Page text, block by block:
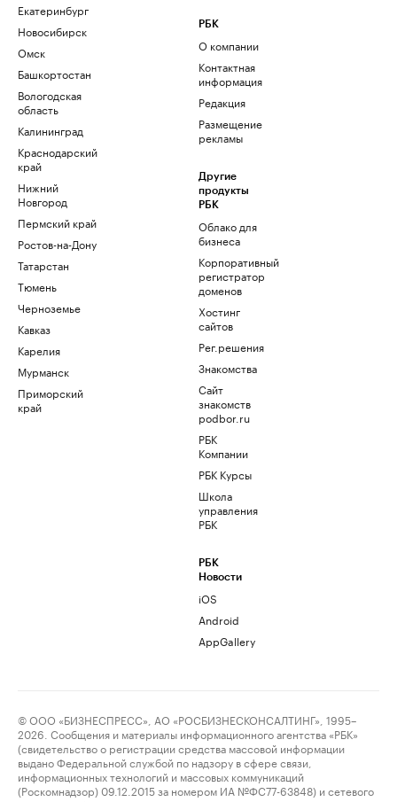
Екатеринбург
Новосибирск
Омск
Башкортостан
Вологодская
область
Калининград
Краснодарский
край
Нижний
Новгород
Пермский край
Ростов-на-Дону
Татарстан
Тюмень
Черноземье
Кавказ
Карелия
Мурманск
Приморский
край
РБК
О компании
Контактная
информация
Редакция
Размещение
рекламы
Другие
продукты
РБК
Облако для
бизнеса
Корпоративный
регистратор
доменов
Хостинг
сайтов
Рег.решения
Знакомства
Сайт
знакомств
podbor.ru
РБК
Компании
РБК Курсы
Школа
управления
РБК
РБК
Новости
iOS
Android
AppGallery
© ООО «БИЗНЕСПРЕСС», АО «РОСБИЗНЕСКОНСАЛТИНГ», 1995–
2026. Сообщения и материалы информационного агентства «РБК»
(свидетельство о регистрации средства массовой информации
выдано Федеральной службой по надзору в сфере связи,
информационных технологий и массовых коммуникаций
(Роскомнадзор) 09.12.2015 за номером ИА №ФС77-63848) и сетевого